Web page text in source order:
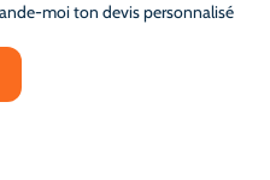
moi ton devis personnalisé